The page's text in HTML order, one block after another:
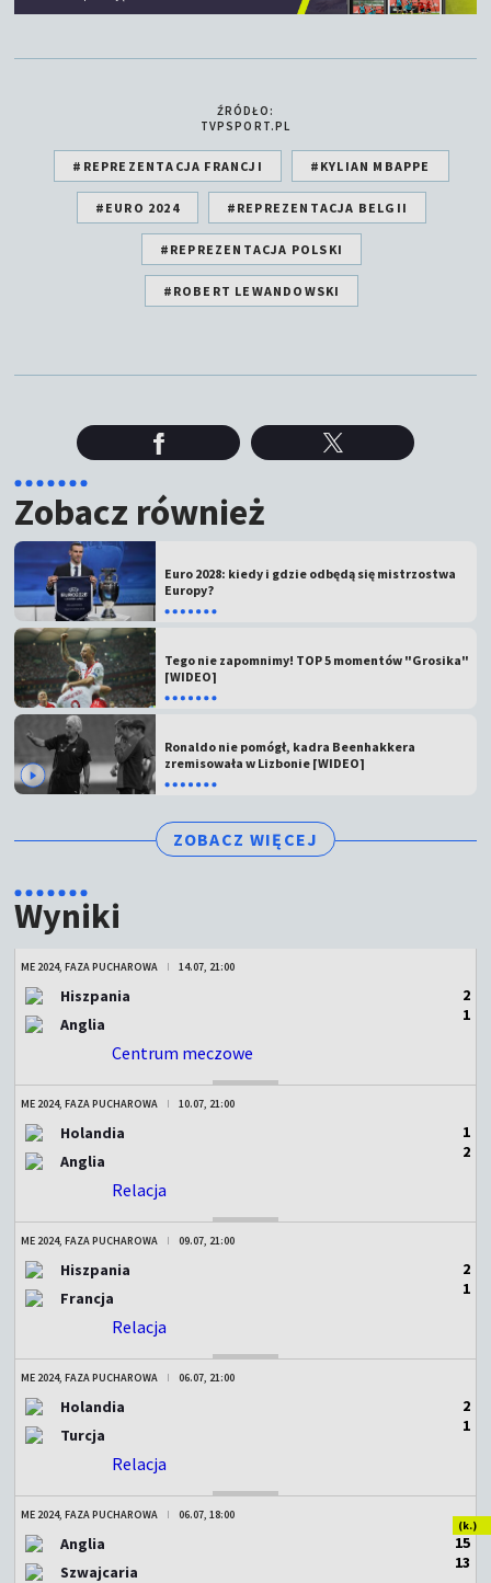
ŹRÓDŁO:
TVPSPORT.PL
#REPREZENTACJA FRANCJI #KYLIAN MBAPPE
#EURO 2024 #REPREZENTACJA BELGII
#REPREZENTACJA POLSKI
#ROBERT LEWANDOWSKI
Zobacz również
Euro 2028: kiedy i gdzie odbędą się mistrzostwa
Europy?
Tego nie zapomnimy! TOP 5 momentów "Grosika"
[WIDEO]
Ronaldo nie pomógł, kadra Beenhakkera
zremisowała w Lizbonie [WIDEO]
ZOBACZ WIĘCEJ
Wyniki
ME 2024, FAZA PUCHAROWA 14.07, 21:00
Hiszpania
Anglia
2
1
Centrum meczowe
ME 2024, FAZA PUCHAROWA 10.07, 21:00
Holandia
Anglia
1
2
Relacja
ME 2024, FAZA PUCHAROWA 09.07, 21:00
Hiszpania
Francja
2
1
Relacja
ME 2024, FAZA PUCHAROWA 06.07, 21:00
Holandia
Turcja
2
1
Relacja
ME 2024, FAZA PUCHAROWA 06.07, 18:00
Anglia
Szwajcaria
1
1
(k.)
5
3